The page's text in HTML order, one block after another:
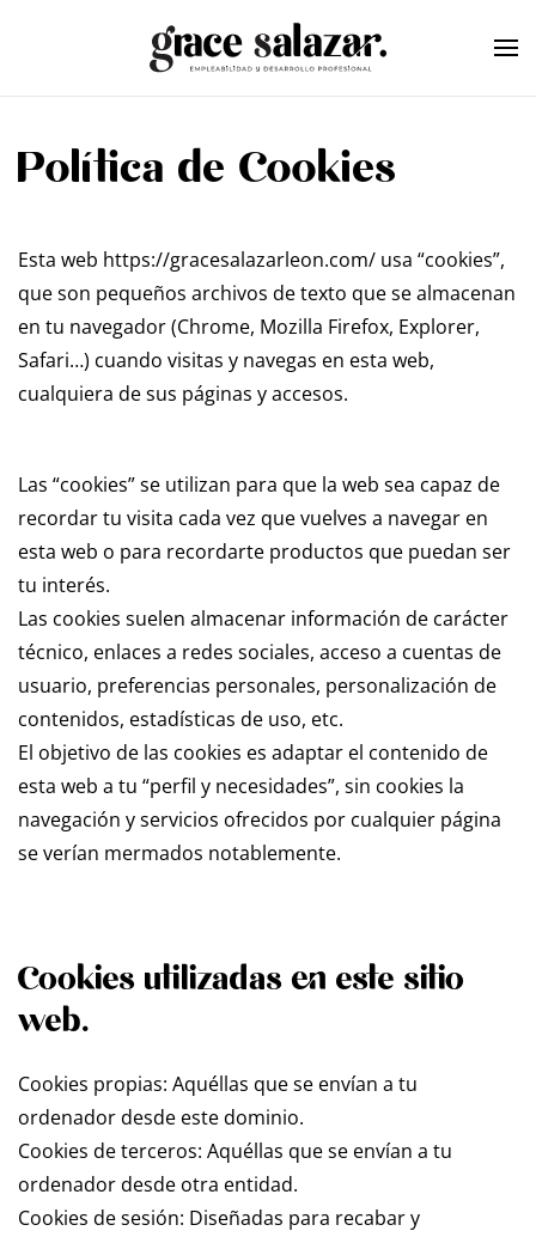
Skip to main content
Política de Cookies
Esta web https://gracesalazarleon.com/ usa “cookies”,
que son pequeños archivos de texto que se almacenan
en tu navegador (Chrome, Mozilla Firefox, Explorer,
Safari…) cuando visitas y navegas en esta web,
cualquiera de sus páginas y accesos.
Las “cookies” se utilizan para que la web sea capaz de
recordar tu visita cada vez que vuelves a navegar en
esta web o para recordarte productos que puedan ser
tu interés.
Las cookies suelen almacenar información de carácter
técnico, enlaces a redes sociales, acceso a cuentas de
usuario, preferencias personales, personalización de
contenidos, estadísticas de uso, etc.
El objetivo de las cookies es adaptar el contenido de
esta web a tu “perfil y necesidades”, sin cookies la
navegación y servicios ofrecidos por cualquier página
se verían mermados notablemente.
Cookies utilizadas en este sitio
web.
Cookies propias: Aquéllas que se envían a tu
ordenador desde este dominio.
Cookies de terceros: Aquéllas que se envían a tu
ordenador desde otra entidad.
Cookies de sesión: Diseñadas para recabar y